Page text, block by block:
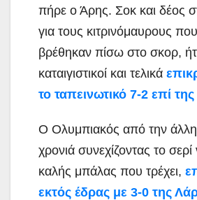
πήρε ο Άρης. Σοκ και δέος
για τους κιτρινόμαυρους
βρέθηκαν πίσω στο σκορ,
καταιγιστικοί και τελικά
το ταπεινωτικό 7-2 επί
Ο Ολυμπιακός από την άλλη
χρονιά συνεχίζοντας το σερί
καλής μπάλας που τρέχει,
εκτός έδρας με 3-0 της